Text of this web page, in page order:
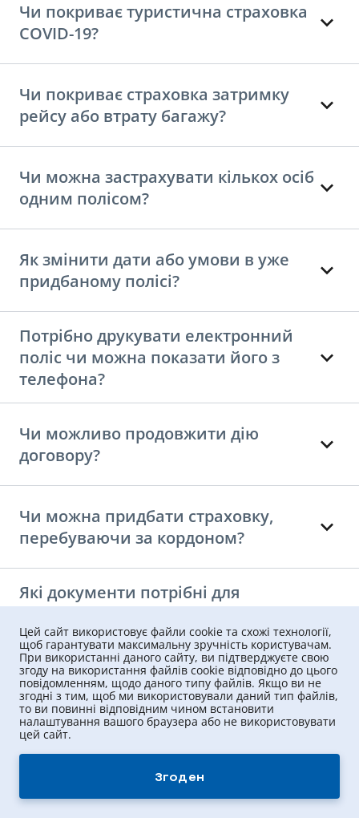
Чи покриває туристична страховка
COVID-19?
Чи покриває страховка затримку
рейсу або втрату багажу?
Чи можна застрахувати кількох осіб
одним полісом?
Як змінити дати або умови в уже
придбаному полісі?
Потрібно друкувати електронний
поліс чи можна показати його з
телефона?
Чи можливо продовжити дію
договору?
Чи можна придбати страховку,
перебуваючи за кордоном?
Які документи потрібні для
страховки?
Яка страхова сума підходить для
поїздки до ЄС або інших країн?
Які ризики покриває туристичне
страхування?
Цей сайт використовує файли cookie та схожі технології,
щоб гарантувати максимальну зручність користувачам.
При використанні даного сайту, ви підтверджуєте свою
згоду на використання файлів cookie відповідно до цього
повідомленням, щодо даного типу файлів. Якщо ви не
згодні з тим, щоб ми використовували даний тип файлів,
то ви повинні відповідним чином встановити
налаштування вашого браузера або не використовувати
цей сайт.
Згоден